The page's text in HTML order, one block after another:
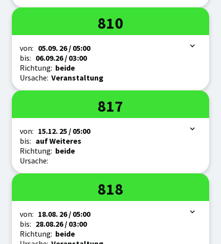
Linie
810
Zeitraum
von: 05.09. 26/ 05:00
bis: 06.09.26/ 03:00
Richtung: beide
Ursache: Veranstaltung
Linie
817
Zeitraum
von: 15.12. 25/ 05:00
bis: auf Weiteres
Richtung: beide
Ursache:
Linie
818
Zeitraum
von: 18.08. 26/ 05:00
bis: 28.08.26/ 03:00
Richtung: beide